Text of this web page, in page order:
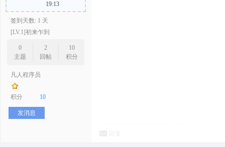
19:13
签到天数: 1 天
[LV.1]初来乍到
0
主题
2
回帖
10
积分
凡人程序员
积分 10
发消息